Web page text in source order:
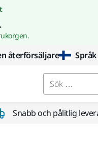
återförsäljare Språk
Sök …
Snabb och pålitlig